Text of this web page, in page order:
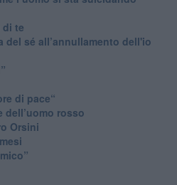
di te
del sé all’annullamento dell'io
di pace“
dell’uomo rosso
Orsini